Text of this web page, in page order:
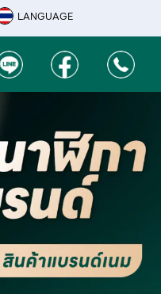
LANGUAGE